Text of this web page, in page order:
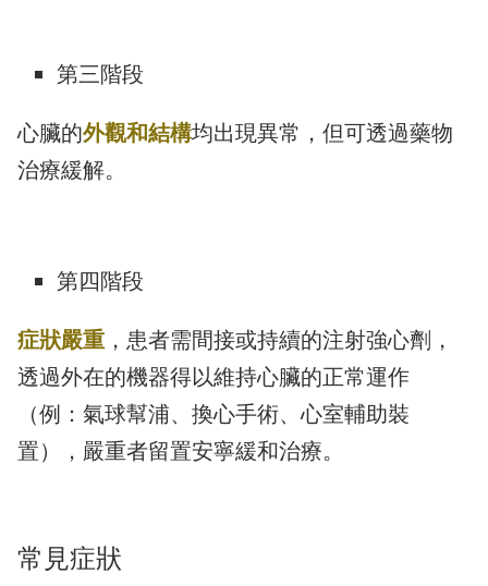
第三階段
心臟的外觀和結構均出現異常，但可透過藥物
治療緩解。
第四階段
症狀嚴重 ，患者需間接或持續的注射強心劑，
透過外在的機器得以維持心臟的正常運作
（例：氣球幫浦、換心手術、心室輔助裝
置），嚴重者留置安寧緩和治療。
常見症狀